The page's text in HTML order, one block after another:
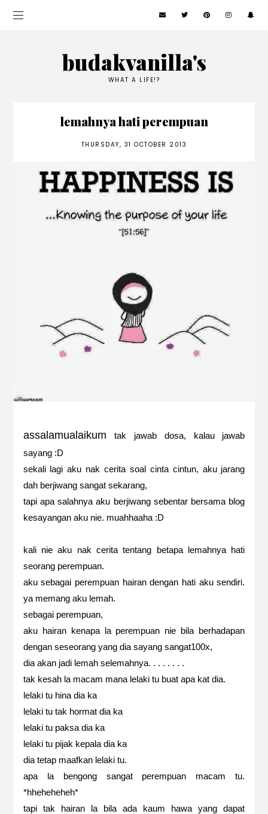
budakvanilla's
WHAT A LIFE!?
lemahnya hati perempuan
THURSDAY, 31 OCTOBER 2013
assalamualaikumtak jawab dosa, kalau jawab
sayang :D
sekali lagi aku nak cerita soal cinta cintun, aku jarang
dah berjiwang sangat sekarang,
tapi apa salahnya aku berjiwang sebentar bersama blog
kesayangan aku nie. muahhaaha :D
kali nie aku nak cerita tentang betapa lemahnya hati
seorang perempuan.
aku sebagai perempuan hairan dengan hati aku sendiri.
ya memang aku lemah.
sebagai perempuan,
aku hairan kenapa la perempuan nie bila berhadapan
dengan seseorang yang dia sayang sangat100x,
dia akan jadi lemah selemahnya. . . . . . . .
tak kesah la macam mana lelaki tu buat apa kat dia.
lelaki tu hina dia ka
lelaki tu tak hormat dia ka
lelaki tu paksa dia ka
lelaki tu pijak kepala dia ka
dia tetap maafkan lelaki tu.
apa la bengong sangat perempuan macam tu.
*hheheheheh*
tapi tak hairan la bila ada kaum hawa yang dapat